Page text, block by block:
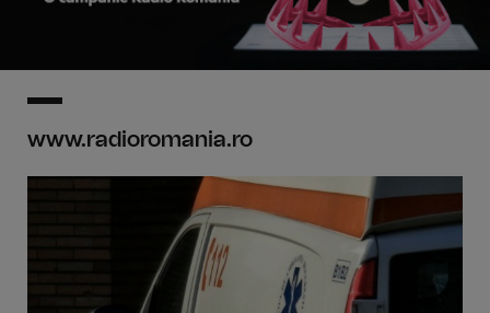
www.radioromania.ro